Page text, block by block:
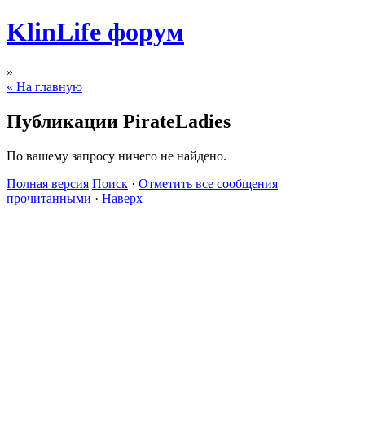
KlinLife форум
»
« На главную
Публикации PirateLadies
По вашему запросу ничего не найдено.
Полная версия Поиск · Отметить все сообщения
прочитанными · Наверх